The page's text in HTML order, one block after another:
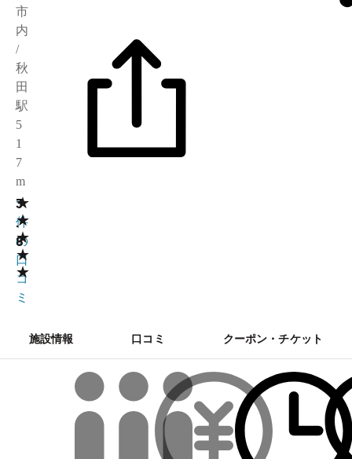
市
内
/
秋
田
駅
5
1
7
m
★
★
★
★
★
3
.
8
5
件
の
口
コ
ミ
施設情報 口コミ クーポン・チケット